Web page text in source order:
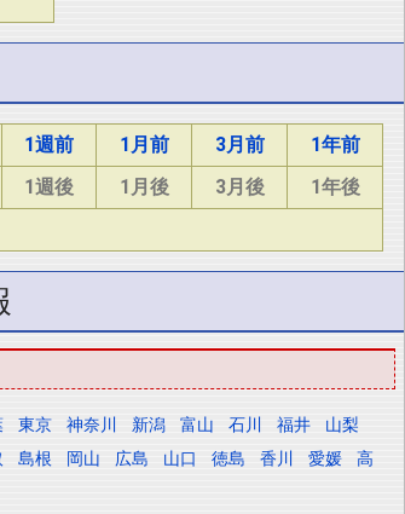
1週前 1月前 3月前
1年前
1週後 1月後 3月後
1年後
東京 神奈川 新潟 富山 石川 福井
山梨
島根 岡山 広島 山口 徳島 香川 愛媛
高